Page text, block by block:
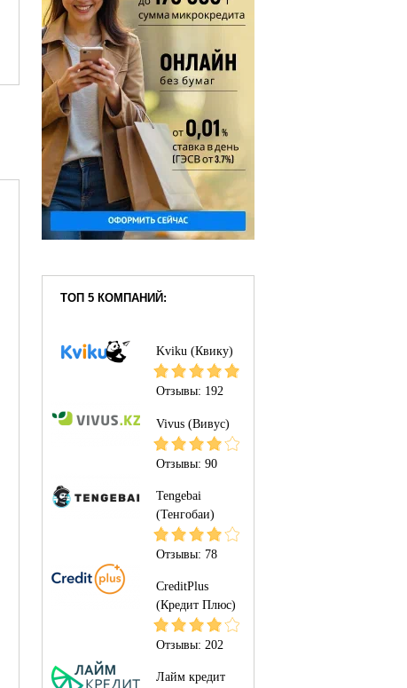
ТОП 5 КОМПАНИЙ:
Kviku (Квику)
Отзывы: 192
Vivus (Вивус)
Отзывы: 90
Tengebai
(Тенгобаи)
Отзывы: 78
CreditPlus
(Кредит Плюс)
Отзывы: 202
Лайм кредит